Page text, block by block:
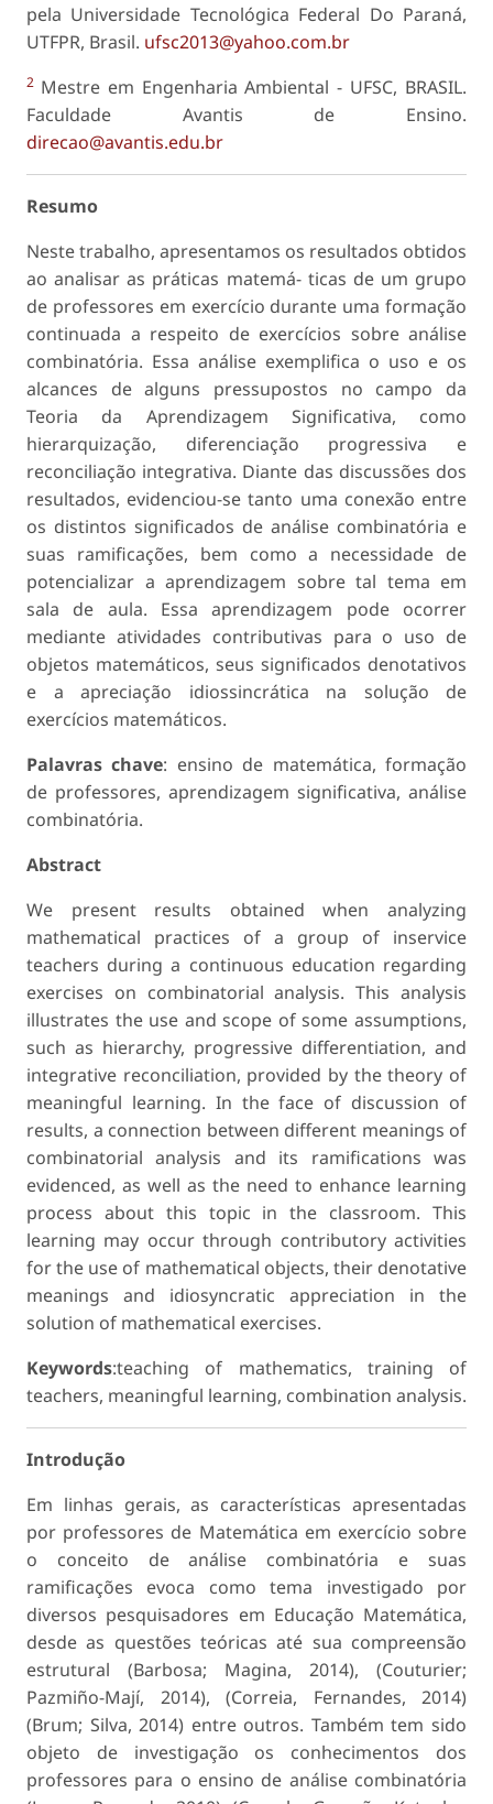
pela Universidade Tecnológica Federal Do Paraná,
UTFPR, Brasil. ufsc2013@yahoo.com.br
2 Mestre em Engenharia Ambiental - UFSC, BRASIL.
Faculdade Avantis de Ensino.
direcao@avantis.edu.br
Resumo
Neste trabalho, apresentamos os resultados obtidos
ao analisar as práticas matemá- ticas de um grupo
de professores em exercício durante uma formação
continuada a respeito de exercícios sobre análise
combinatória. Essa análise exemplifica o uso e os
alcances de alguns pressupostos no campo da
Teoria da Aprendizagem Significativa, como
hierarquização, diferenciação progressiva e
reconciliação integrativa. Diante das discussões dos
resultados, evidenciou-se tanto uma conexão entre
os distintos significados de análise combinatória e
suas ramificações, bem como a necessidade de
potencializar a aprendizagem sobre tal tema em
sala de aula. Essa aprendizagem pode ocorrer
mediante atividades contributivas para o uso de
objetos matemáticos, seus significados denotativos
e a apreciação idiossincrática na solução de
exercícios matemáticos.
Palavras chave: ensino de matemática, formação
de professores, aprendizagem significativa, análise
combinatória.
Abstract
We present results obtained when analyzing
mathematical practices of a group of inservice
teachers during a continuous education regarding
exercises on combinatorial analysis. This analysis
illustrates the use and scope of some assumptions,
such as hierarchy, progressive differentiation, and
integrative reconciliation, provided by the theory of
meaningful learning. In the face of discussion of
results, a connection between different meanings of
combinatorial analysis and its ramifications was
evidenced, as well as the need to enhance learning
process about this topic in the classroom. This
learning may occur through contributory activities
for the use of mathematical objects, their denotative
meanings and idiosyncratic appreciation in the
solution of mathematical exercises.
Keywords:teaching of mathematics, training of
teachers, meaningful learning, combination analysis.
Introdução
Em linhas gerais, as características apresentadas
por professores de Matemática em exercício sobre
o conceito de análise combinatória e suas
ramificações evoca como tema investigado por
diversos pesquisadores em Educação Matemática,
desde as questões teóricas até sua compreensão
estrutural (Barbosa; Magina, 2014), (Couturier;
Pazmiño-Mají, 2014), (Correia, Fernandes, 2014)
(Brum; Silva, 2014) entre outros. Também tem sido
objeto de investigação os conhecimentos dos
professores para o ensino de análise combinatória